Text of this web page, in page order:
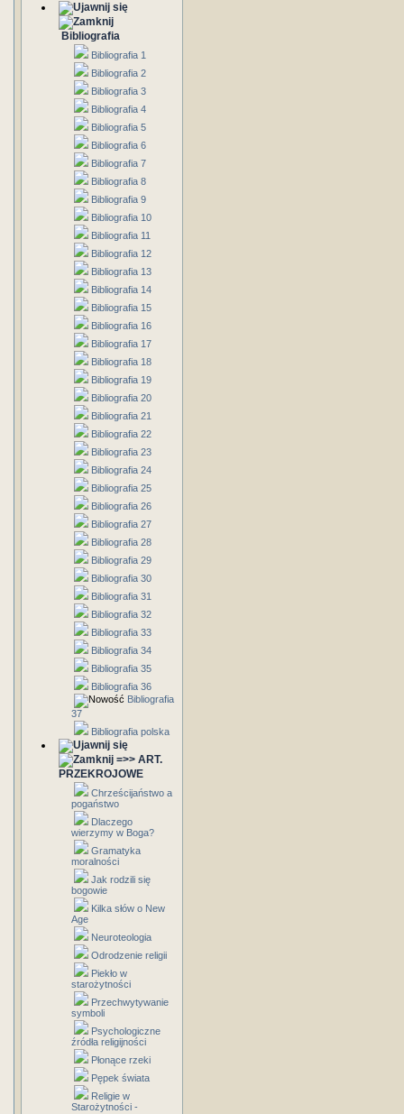
Bibliografia
Bibliografia 1
Bibliografia 2
Bibliografia 3
Bibliografia 4
Bibliografia 5
Bibliografia 6
Bibliografia 7
Bibliografia 8
Bibliografia 9
Bibliografia 10
Bibliografia 11
Bibliografia 12
Bibliografia 13
Bibliografia 14
Bibliografia 15
Bibliografia 16
Bibliografia 17
Bibliografia 18
Bibliografia 19
Bibliografia 20
Bibliografia 21
Bibliografia 22
Bibliografia 23
Bibliografia 24
Bibliografia 25
Bibliografia 26
Bibliografia 27
Bibliografia 28
Bibliografia 29
Bibliografia 30
Bibliografia 31
Bibliografia 32
Bibliografia 33
Bibliografia 34
Bibliografia 35
Bibliografia 36
Bibliografia
37
Bibliografia polska
=>> ART.
PRZEKROJOWE
Chrześcijaństwo a
pogaństwo
Dlaczego
wierzymy w Boga?
Gramatyka
moralności
Jak rodzili się
bogowie
Kilka słów o New
Age
Neuroteologia
Odrodzenie religii
Piekło w
starożytności
Przechwytywanie
symboli
Psychologiczne
źródła religijności
Płonące rzeki
Pępek świata
Religie w
Starożytności -